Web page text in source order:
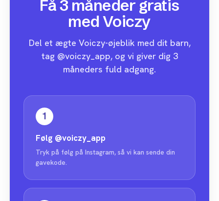
Få 3 måneder gratis
med Voiczy
Del et ægte Voiczy-øjeblik med dit barn,
tag @voiczy_app, og vi giver dig 3
måneders fuld adgang.
1
Følg @voiczy_app
Tryk på følg på Instagram, så vi kan sende din
gavekode.